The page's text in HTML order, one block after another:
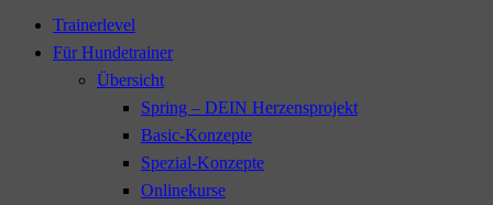
Trainerlevel
Für Hundetrainer
Übersicht
Spring – DEIN Herzensprojekt
Basic-Konzepte
Spezial-Konzepte
Onlinekurse